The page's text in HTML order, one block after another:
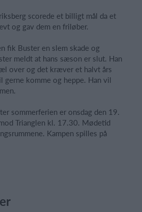
scorede et billigt mål da et
og gav dem en friløber.
fik Buster en slem skade og
meldt at hans sæson er slut. Han
over og det kræver et halvt års
gerne komme og heppe. Han vil
sommerferien er onsdag den 19.
Trianglen kl. 17.30. Mødetid
Kampen spilles på